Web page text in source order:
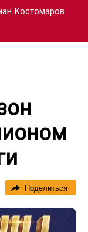
Костомаров
Поделиться